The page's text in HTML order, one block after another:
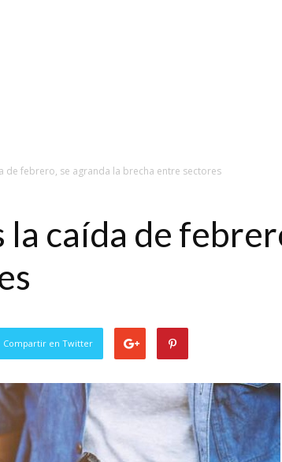
de febrero, se agranda la brecha entre sectores
caída de
Compartir en Twitter